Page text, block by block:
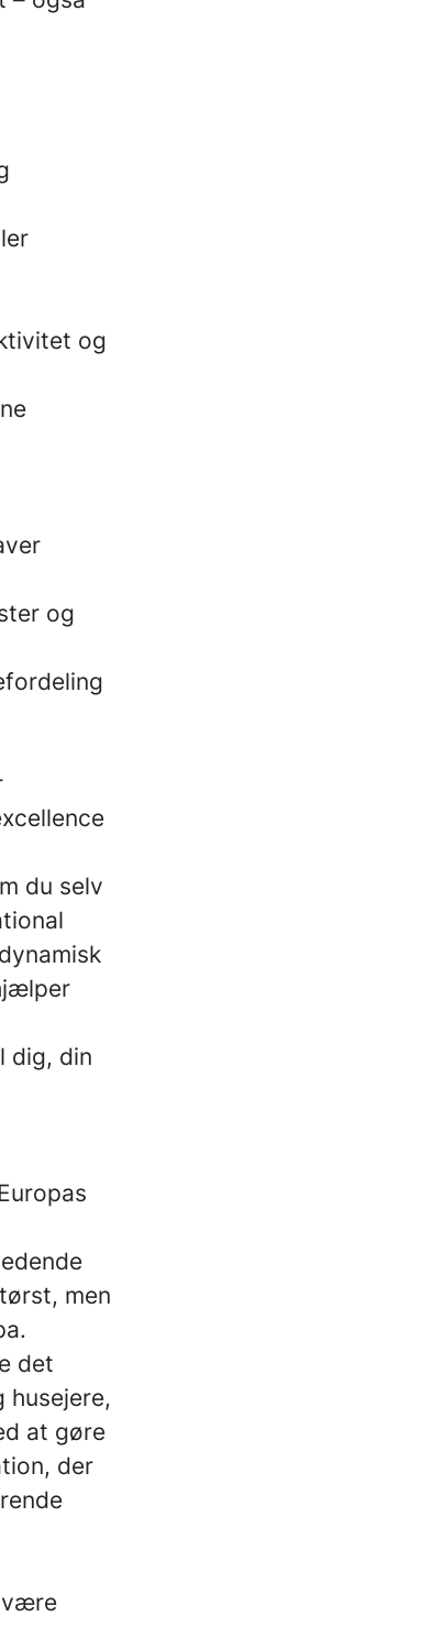
og
og
du selv
dig, din
men
det
at gøre
der
være